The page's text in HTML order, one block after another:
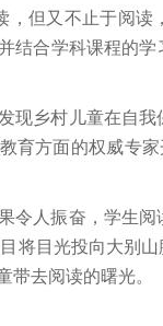
，但又不止于阅
结合学科课程的
现乡村儿童在自
育方面的权威专
令人振奋，学生
将目光投向大别
带去阅读的曙光。